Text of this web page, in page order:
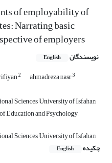
of employability of
Narrating basic
of employers
نویسندگان English
2 ahmadreza nasr3
Sciences, University of Isfahan
Education and Psychology,
Sciences, University of Isfahan
چکیده
English